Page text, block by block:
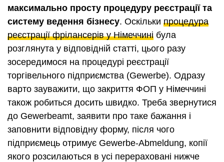
максимально просту процедуру реєстрації та
систему ведення бізнесу. Оскільки процедура
реєстрації фрілансерів у Німеччині була
розглянута у відповідній статті, цього разу
зосередимося на процедурі реєстрації
торгівельного підприємства (Gewerbe). Одразу
варто зауважити, що закриття ФОП у Німеччині
також робиться досить швидко. Треба звернутися
до Gewerbeamt, заявити про таке бажання і
заповнити відповідну форму, після чого
підприємець отримує Gewerbe-Abmeldung, копії
якого розсилаються в усі перераховані нижче